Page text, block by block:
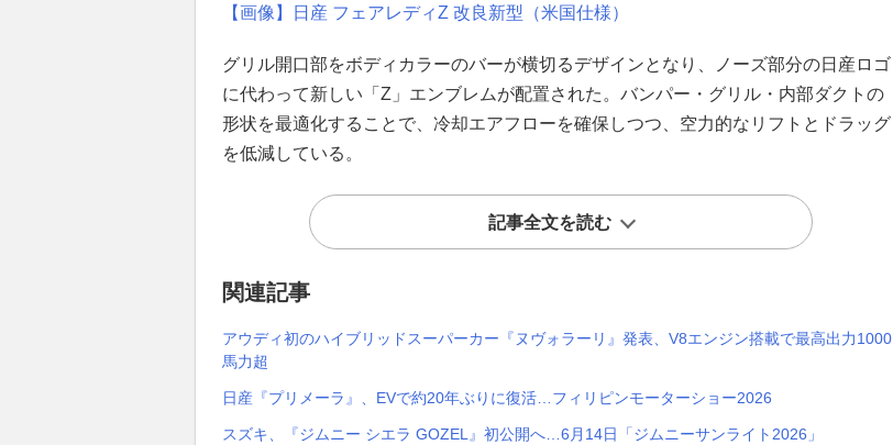
【画像】日産 フェアレディZ 改良新型（米国仕様）
グリル開口部をボディカラーのバーが横切るデザインとなり、ノーズ部分の日産ロゴ
に代わって新しい「Z」エンブレムが配置された。バンパー・グリル・内部ダクトの
形状を最適化することで、冷却エアフローを確保しつつ、空力的なリフトとドラッグ
を低減している。
記事全文を読む
関連記事
アウディ初のハイブリッドスーパーカー『ヌヴォラーリ』発表、V8エンジン搭載で最高出力1000
馬力超
日産『プリメーラ』、EVで約20年ぶりに復活…フィリピンモーターショー2026
スズキ、『ジムニー シエラ GOZEL』初公開へ…6月14日「ジムニーサンライト2026」